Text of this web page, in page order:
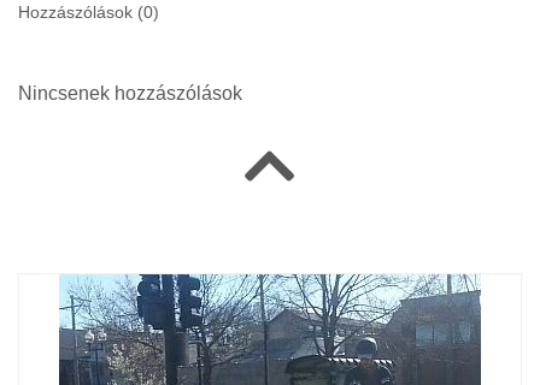
Hozzászólások (0)
Nincsenek hozzászólások